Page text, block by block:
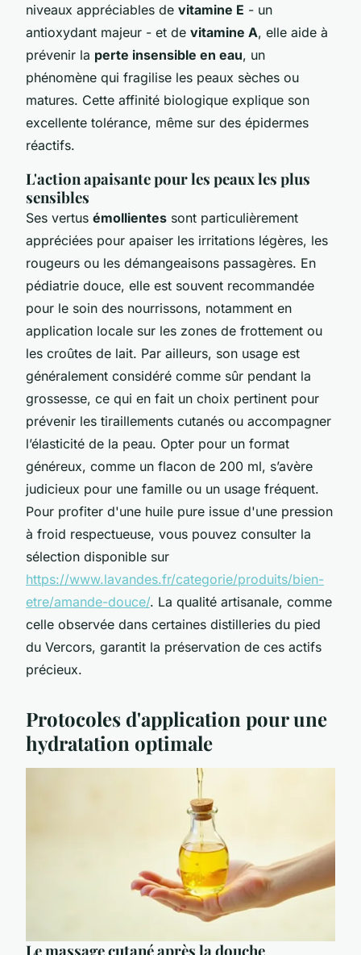
niveaux appréciables de vitamine E - un
antioxydant majeur - et de vitamine A, elle aide à
prévenir la perte insensible en eau, un
phénomène qui fragilise les peaux sèches ou
matures. Cette affinité biologique explique son
excellente tolérance, même sur des épidermes
réactifs.
L'action apaisante pour les peaux les plus
sensibles
Ses vertus émollientes sont particulièrement
appréciées pour apaiser les irritations légères, les
rougeurs ou les démangeaisons passagères. En
pédiatrie douce, elle est souvent recommandée
pour le soin des nourrissons, notamment en
application locale sur les zones de frottement ou
les croûtes de lait. Par ailleurs, son usage est
généralement considéré comme sûr pendant la
grossesse, ce qui en fait un choix pertinent pour
prévenir les tiraillements cutanés ou accompagner
l’élasticité de la peau. Opter pour un format
généreux, comme un flacon de 200 ml, s’avère
judicieux pour une famille ou un usage fréquent.
Pour profiter d'une huile pure issue d'une pression
à froid respectueuse, vous pouvez consulter la
sélection disponible sur
https://www.lavandes.fr/categorie/produits/bien-
etre/amande-douce/. La qualité artisanale, comme
celle observée dans certaines distilleries du pied
du Vercors, garantit la préservation de ces actifs
précieux.
Protocoles d'application pour une
hydratation optimale
Le massage cutané après la douche